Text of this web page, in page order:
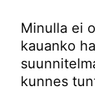
Minulla ei
kauanko
kunnes